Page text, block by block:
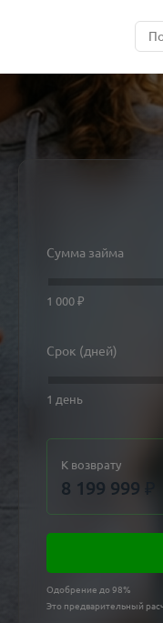
Сумма займа
1 000 ₽
Срок (дней)
1 день
К возврату
8 199 999
Одобрение до 98%
Это предварительный